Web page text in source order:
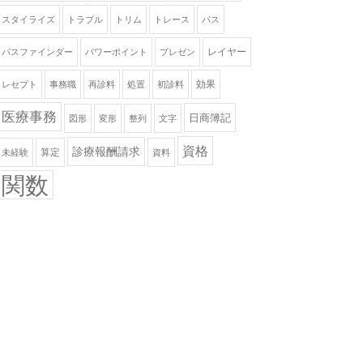
スタイライズ トラブル トリム トレース パス
パスファインダー パワーポイント プレゼン レイヤー
レセプト 事務職 再診料 処置 初診料 効果
医療事務 図形 変形 整列 文字 日商簿記
未経験 算定 診療報酬請求 資料 資格
関数